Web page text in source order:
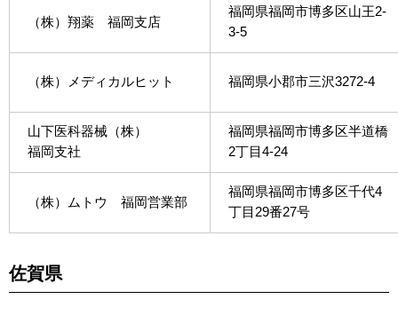
（株）翔薬 福岡支店
福岡県福岡市博多区山王2-
3-5
（株）メディカルヒット 福岡県小郡市三沢3272-4
山下医科器械（株）
福岡支社
福岡県福岡市博多区半道橋
2丁目4-24
（株）ムトウ 福岡営業部
福岡県福岡市博多区千代4
丁目29番27号
佐賀県